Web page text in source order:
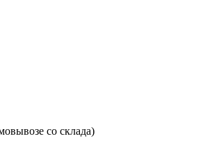
со склада)